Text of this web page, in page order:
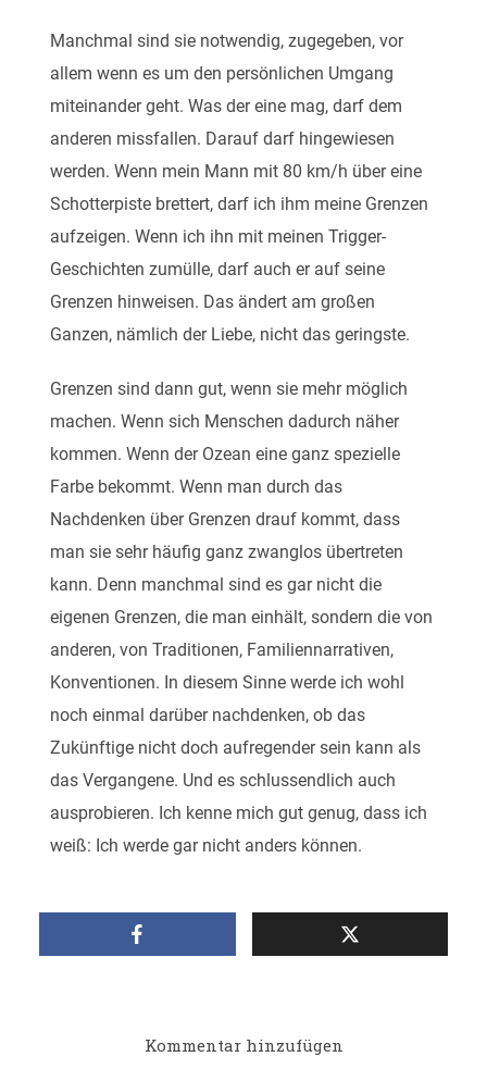
Manchmal sind sie notwendig, zugegeben, vor
allem wenn es um den persönlichen Umgang
miteinander geht. Was der eine mag, darf dem
anderen missfallen. Darauf darf hingewiesen
werden. Wenn mein Mann mit 80 km/h über eine
Schotterpiste brettert, darf ich ihm meine Grenzen
aufzeigen. Wenn ich ihn mit meinen Trigger-
Geschichten zumülle, darf auch er auf seine
Grenzen hinweisen. Das ändert am großen
Ganzen, nämlich der Liebe, nicht das geringste.
Grenzen sind dann gut, wenn sie mehr möglich
machen. Wenn sich Menschen dadurch näher
kommen. Wenn der Ozean eine ganz spezielle
Farbe bekommt. Wenn man durch das
Nachdenken über Grenzen drauf kommt, dass
man sie sehr häufig ganz zwanglos übertreten
kann. Denn manchmal sind es gar nicht die
eigenen Grenzen, die man einhält, sondern die von
anderen, von Traditionen, Familiennarrativen,
Konventionen. In diesem Sinne werde ich wohl
noch einmal darüber nachdenken, ob das
Zukünftige nicht doch aufregender sein kann als
das Vergangene. Und es schlussendlich auch
ausprobieren. Ich kenne mich gut genug, dass ich
weiß: Ich werde gar nicht anders können.
Kommentar hinzufügen